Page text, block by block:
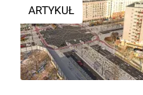
ARTYKUŁ